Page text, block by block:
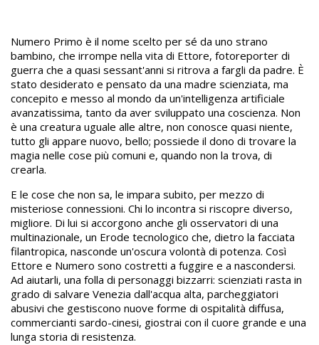
Numero Primo è il nome scelto per sé da uno strano
bambino, che irrompe nella vita di Ettore, fotoreporter di
guerra che a quasi sessant'anni si ritrova a fargli da padre. È
stato desiderato e pensato da una madre scienziata, ma
concepito e messo al mondo da un'intelligenza artificiale
avanzatissima, tanto da aver sviluppato una coscienza. Non
è una creatura uguale alle altre, non conosce quasi niente,
tutto gli appare nuovo, bello; possiede il dono di trovare la
magia nelle cose più comuni e, quando non la trova, di
crearla.
E le cose che non sa, le impara subito, per mezzo di
misteriose connessioni. Chi lo incontra si riscopre diverso,
migliore. Di lui si accorgono anche gli osservatori di una
multinazionale, un Erode tecnologico che, dietro la facciata
filantropica, nasconde un'oscura volontà di potenza. Così
Ettore e Numero sono costretti a fuggire e a nascondersi.
Ad aiutarli, una folla di personaggi bizzarri: scienziati rasta in
grado di salvare Venezia dall'acqua alta, parcheggiatori
abusivi che gestiscono nuove forme di ospitalità diffusa,
commercianti sardo-cinesi, giostrai con il cuore grande e una
lunga storia di resistenza.